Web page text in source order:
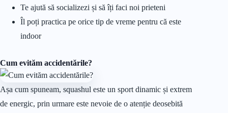
Te ajută să socializezi și să îți faci noi prieteni
Îl poți practica pe orice tip de vreme pentru că este
indoor
Cum evităm accidentările?
Așa cum spuneam, squashul este un sport dinamic și extrem
de energic, prin urmare este nevoie de o atenție deosebită